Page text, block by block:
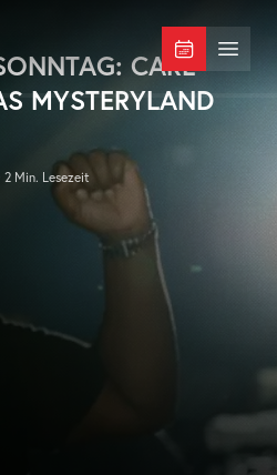
Menü
CARL
MYSTERYLAND
2 Min. Lesezeit